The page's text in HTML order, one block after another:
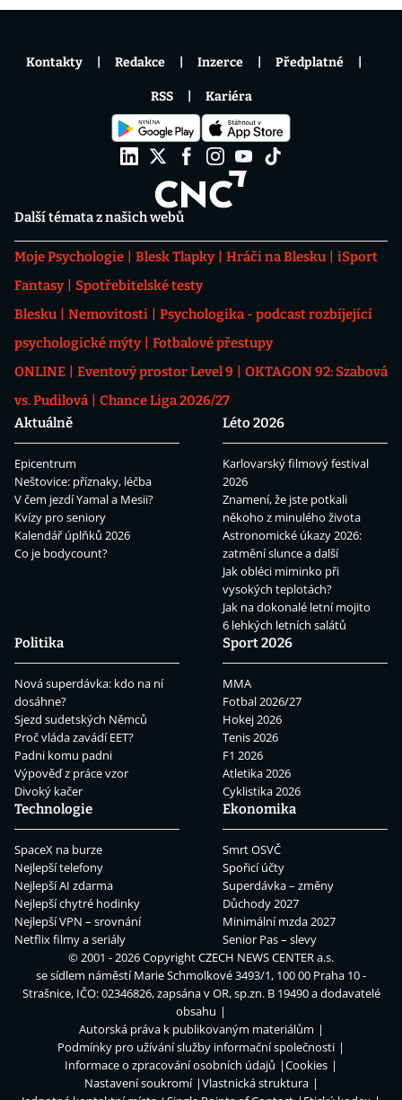
Další témata z našich webů
Moje Psychologie Blesk Tlapky Hráči na Blesku
iSport
Fantasy
Spotřebitelské testy
Blesku
Nemovitosti
Psychologika - podcast rozbíjející
psychologické mýty
Fotbalové přestupy
ONLINE
Eventový prostor Level 9
OKTAGON 92: Szabová
vs. Pudilová
Chance Liga 2026/27
Aktuálně
Epicentrum
Neštovice: příznaky, léčba
V čem jezdí Yamal a Mesii?
Kvízy pro seniory
Kalendář úplňků 2026
Co je bodycount?
Léto 2026
Karlovarský filmový festival
2026
Znamení, že jste potkali
někoho z minulého života
Astronomické úkazy 2026:
zatmění slunce a další
Jak obléci miminko při
vysokých teplotách?
Jak na dokonalé letní mojito
6 lehkých letních salátů
Politika
Nová superdávka: kdo na ní
dosáhne?
Sjezd sudetských Němců
Proč vláda zavádí EET?
Padni komu padni
Výpověď z práce vzor
Divoký kačer
Sport 2026
MMA
Fotbal 2026/27
Hokej 2026
Tenis 2026
F1 2026
Atletika 2026
Cyklistika 2026
Technologie
SpaceX na burze
Nejlepší telefony
Nejlepší AI zdarma
Nejlepší chytré hodinky
Nejlepší VPN – srovnání
Netflix filmy a seriály
Ekonomika
Smrt OSVČ
Spořicí účty
Superdávka – změny
Důchody 2027
Minimální mzda 2027
Senior Pas – slevy
Kontakty Redakce Inzerce Předplatné
RSS Kariéra
© 2001 - 2026 CopyrightCZECH NEWS CENTER a.s.
se sídlem náměstí Marie Schmolkové 3493/1, 100 00 Praha 10 -
Strašnice, IČO: 02346826, zapsána v OR, sp.zn. B 19490 a dodavatelé
obsahu
Autorská práva k publikovaným materiálům
Podmínky pro užívání služby informační společnosti
Informace o zpracování osobních údajů
Cookies
Nastavení soukromí
Vlastnická struktura